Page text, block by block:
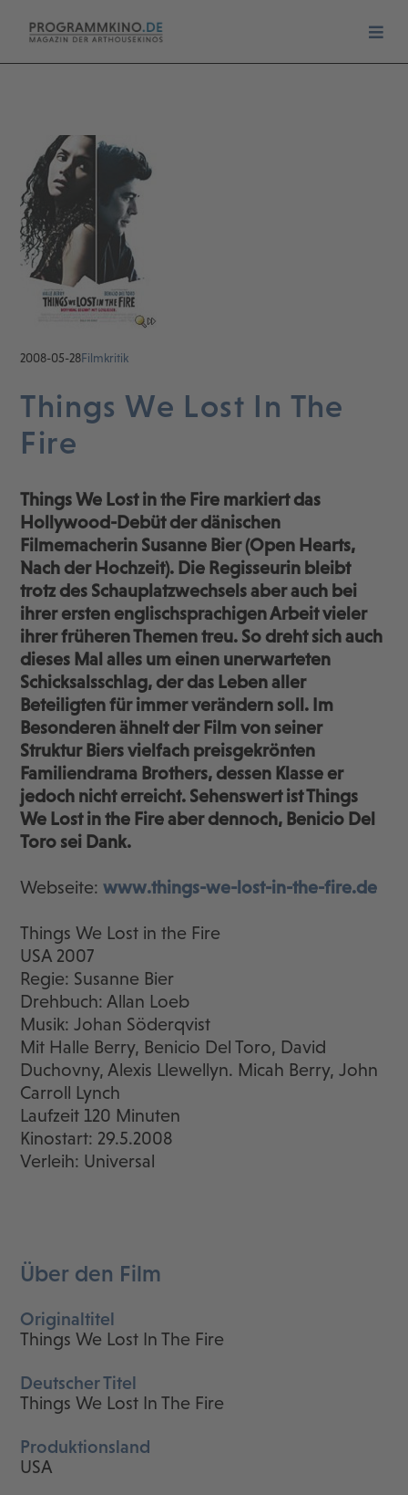
2008-05-28Filmkritik
Things We Lost In The
Fire
Things We Lost in the Fire markiert das
Hollywood-Debüt der dänischen
Filmemacherin Susanne Bier (Open Hearts,
Nach der Hochzeit). Die Regisseurin bleibt
trotz des Schauplatzwechsels aber auch bei
ihrer ersten englischsprachigen Arbeit vieler
ihrer früheren Themen treu. So dreht sich auch
dieses Mal alles um einen unerwarteten
Schicksalsschlag, der das Leben aller
Beteiligten für immer verändern soll. Im
Besonderen ähnelt der Film von seiner
Struktur Biers vielfach preisgekrönten
Familiendrama Brothers, dessen Klasse er
jedoch nicht erreicht. Sehenswert ist Things
We Lost in the Fire aber dennoch, Benicio Del
Toro sei Dank.
Webseite:www.things-we-lost-in-the-fire.de
Things We Lost in the Fire
USA 2007
Regie: Susanne Bier
Drehbuch: Allan Loeb
Musik: Johan Söderqvist
Mit Halle Berry, Benicio Del Toro, David
Duchovny, Alexis Llewellyn. Micah Berry, John
Carroll Lynch
Laufzeit 120 Minuten
Kinostart: 29.5.2008
Verleih: Universal
Über den Film
Originaltitel
Things We Lost In The Fire
Deutscher Titel
Things We Lost In The Fire
Produktionsland
USA